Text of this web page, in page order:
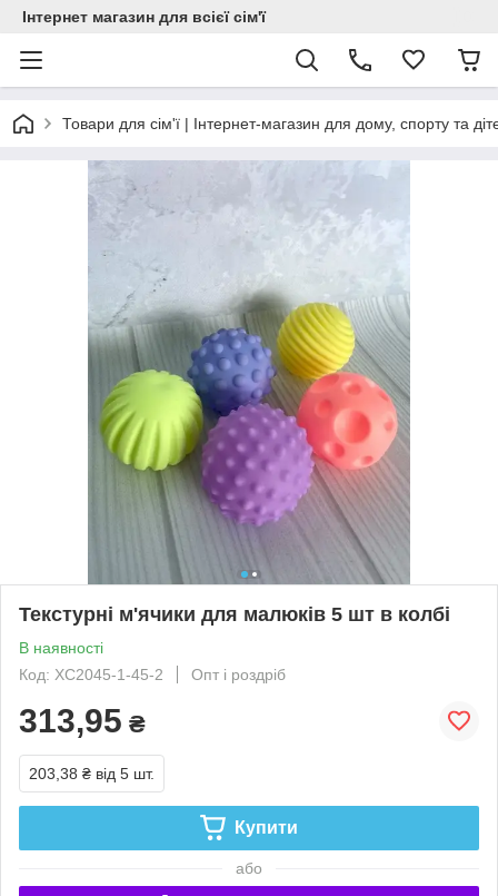
Інтернет магазин для всієї сім'ї
Товари для сім'ї | Інтернет-магазин для дому, спорту та
Текстурні м'ячики для малюків 5 шт в колбі
В наявності
Код: XC2045-1-45-2
Опт і роздріб
313,95 ₴
203,38 ₴ від 5 шт.
Купити
або